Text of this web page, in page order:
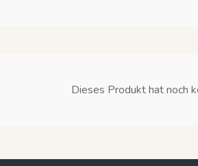
Dieses Produkt hat noch